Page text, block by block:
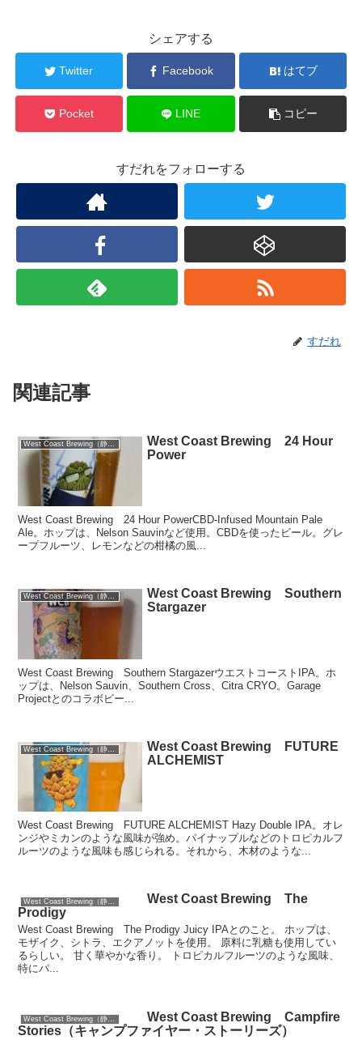
シェアする
Twitter Facebook はてブ
Pocket LINE コピー
すだれをフォローする
すだれ
関連記事
West Coast Brewing（静岡）
West Coast Brewing 24 Hour
Power
West Coast Brewing 24 Hour PowerCBD-Infused Mountain Pale
Ale。ホップは、Nelson Sauvinなど使用。CBDを使ったビール。グレ
ープフルーツ、レモンなどの柑橘の風...
West Coast Brewing（静岡）
West Coast Brewing Southern
Stargazer
West Coast Brewing Southern StargazerウエストコーストIPA。ホ
ップは、Nelson Sauvin、Southern Cross、Citra CRYO。Garage
Projectとのコラボビー...
West Coast Brewing（静岡）
West Coast Brewing FUTURE
ALCHEMIST
West Coast Brewing FUTURE ALCHEMIST Hazy Double IPA。オレ
ンジやミカンのような風味が強め。パイナップルなどのトロピカルフ
ルーツのような風味も感じられる。それから、木材のような...
West Coast Brewing（静岡）
West Coast Brewing The
Prodigy
West Coast Brewing The Prodigy Juicy IPAとのこと。 ホップは、
モザイク、シトラ、エクアノットを使用。 原料に乳糖も使用してい
るらしい。 甘く華やかな香り。 トロピカルフルーツのような風味、
特にパ...
West Coast Brewing（静岡）
West Coast Brewing Campfire
Stories（キャンプファイヤー・ストーリーズ）